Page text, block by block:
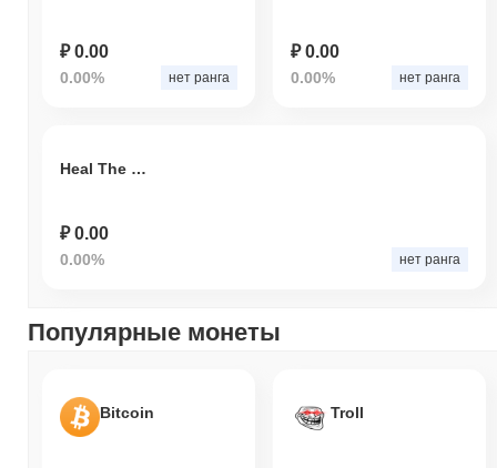
₽ 0.00
0.00% нет ранга
₽ 0.00
0.00% нет ранга
Heal The World
₽ 0.00
0.00% нет ранга
Популярные монеты
Bitcoin Troll